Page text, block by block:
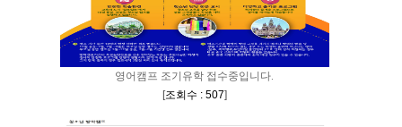
영어캠프 조기유학 접수중입니다.
[조회수 : 507]